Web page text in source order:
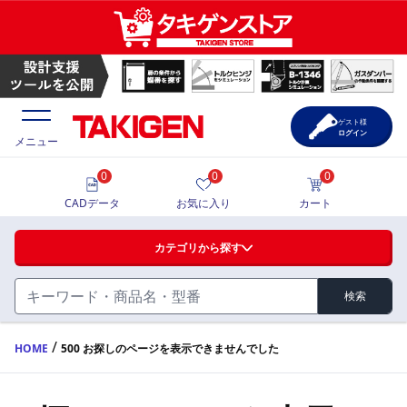
ハンドル・取手・つまみ・周辺機器
FA・A
蝶番・ステー・周辺機器
価格一覧
製品カタログ
メニュー
カテゴリから探す
検索
0
CADデータ
0
お気に入り
0
カート
ゲスト様
ログイン
HOME / 500 お探しのページを表示できませんでした